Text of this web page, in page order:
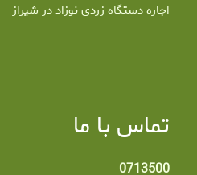
اجاره دستگاه زردی نوزاد در شیراز
تماس با ما
0713500